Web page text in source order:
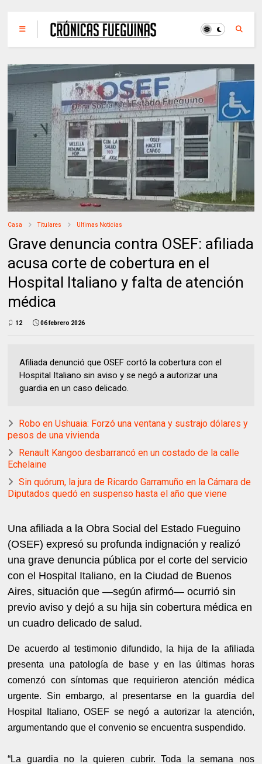
Casa Titulares Ultimas Noticias
Grave denuncia contra OSEF: afiliada
acusa corte de cobertura en el
Hospital Italiano y falta de atención
médica
12 06 febrero 2026
Afiliada denunció que OSEF cortó la cobertura con el
Hospital Italiano sin aviso y se negó a autorizar una
guardia en un caso delicado.
Robo en Ushuaia: Forzó una ventana y sustrajo dólares y
pesos de una vivienda
Renault Kangoo desbarrancó en un costado de la calle
Echelaine
Sin quórum, la jura de Ricardo Garramuño en la Cámara de
Diputados quedó en suspenso hasta el año que viene
Una afiliada a la Obra Social del Estado Fueguino
(OSEF) expresó su profunda indignación y realizó
una grave denuncia pública por el corte del servicio
con el Hospital Italiano, en la Ciudad de Buenos
Aires, situación que —según afirmó— ocurrió sin
previo aviso y dejó a su hija sin cobertura médica en
un cuadro delicado de salud.
De acuerdo al testimonio difundido, la hija de la afiliada
presenta una patología de base y en las últimas horas
comenzó con síntomas que requirieron atención médica
urgente. Sin embargo, al presentarse en la guardia del
Hospital Italiano, OSEF se negó a autorizar la atención,
argumentando que el convenio se encuentra suspendido.
“La guardia no la quieren cubrir. Toda la semana nos